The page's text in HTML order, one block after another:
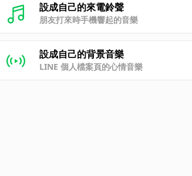
設成自己的來電鈴聲
朋友打來時手機響起的音樂
設成自己的背景音樂
LINE 個人檔案頁的心情音樂